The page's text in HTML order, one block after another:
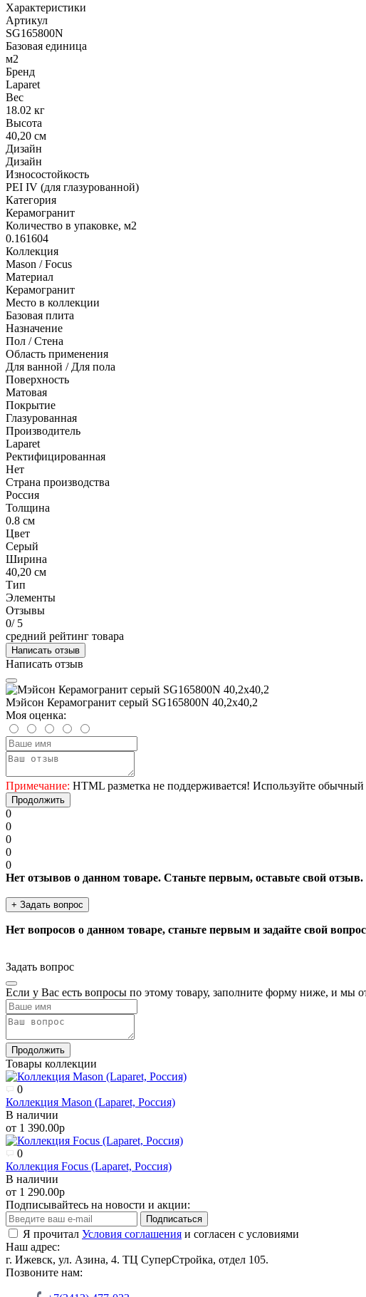
Характеристики
Артикул
SG165800N
Базовая единица
м2
Бренд
Laparet
Вес
18.02 кг
Высота
40,20 см
Дизайн
Дизайн
Износостойкость
PEI IV (для глазурованной)
Категория
Керамогранит
Количество в упаковке, м2
0.161604
Коллекция
Mason / Focus
Материал
Керамогранит
Место в коллекции
Базовая плита
Назначение
Пол / Стена
Область применения
Для ванной / Для пола
Поверхность
Матовая
Покрытие
Глазурованная
Производитель
Laparet
Ректифицированная
Нет
Страна производства
Россия
Толщина
0.8 см
Цвет
Серый
Ширина
40,20 см
Тип
Элементы
Отзывы
0/ 5
средний рейтинг товара
Написать отзыв
Написать отзыв
Мэйсон Керамогранит серый SG165800N 40,2х40,2
Моя оценка:
Примечание: HTML разметка не поддерживается! Используйте обычный
Продолжить
0
0
0
0
0
Нет отзывов о данном товаре. Станьте первым, оставьте свой отзыв.
+ Задать вопрос
Нет вопросов о данном товаре, станьте первым и задайте свой
Задать вопрос
Если у Вас есть вопросы по этому товару, заполните форму ниже, и мы
Продолжить
Товары коллекции
0
Коллекция Mason (Laparet, Россия)
В наличии
от 1 390.00р
0
Коллекция Focus (Laparet, Россия)
В наличии
от 1 290.00р
Подписывайтесь на новости и акции:
Подписаться
Я прочитал Условия соглашения и согласен с условиями
Наш адрес:
г. Ижевск, ул. Азина, 4. ТЦ СуперСтройка, отдел 105.
Позвоните нам: